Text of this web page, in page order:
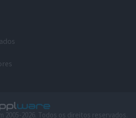
2026. Todos os direitos reservados.